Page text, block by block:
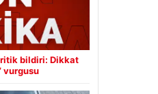
bildiri: Dikkat
vurgusu